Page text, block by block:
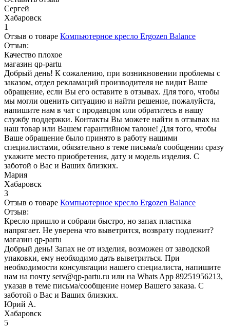
Сергей
Хабаровск
1
Отзыв о товаре Компьютерное кресло Ergozen Balance
Отзыв:
Качество плохое
магазин qp-partu
Добрый день! К сожалению, при возникновении проблемы с
заказом, отдел рекламаций производителя не видит Ваше
обращение, если Вы его оставите в отзывах. Для того, чтобы
мы могли оценить ситуацию и найти решение, пожалуйста,
напишите нам в чат с продавцом или обратитесь в нашу
службу поддержки. Контакты Вы можете найти в отзывах на
наш товар или Вашем гарантийном талоне! Для того, чтобы
Ваше обращение было принято в работу нашими
специалистами, обязательно в теме письма/в сообщении сразу
укажите место приобретения, дату и модель изделия. С
заботой о Вас и Ваших близких.
Мария
Хабаровск
3
Отзыв о товаре Компьютерное кресло Ergozen Balance
Отзыв:
Кресло пришло и собрали быстро, но запах пластика
напрягает. Не уверена что выветрится, возврату подлежит?
магазин qp-partu
Добрый день! Запах не от изделия, возможен от заводской
упаковки, ему необходимо дать выветриться. При
необходимости консультации нашего специалиста, напишите
нам на почту serv@qp-partu.ru или на Whats App 89251956213,
указав в теме письма/сообщение номер Вашего заказа. С
заботой о Вас и Ваших близких.
Юрий А.
Хабаровск
5